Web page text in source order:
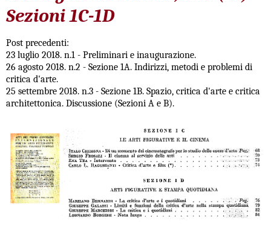
Sezioni 1C-1D
Post precedenti:
23 luglio 2018. n.1 - Preliminari e inaugurazione.
26 agosto 2018. n.2 - Sezione 1A. Indirizzi, metodi e problemi di
critica d'arte.
25 settembre 2018. n.3 - Sezione 1B. Spazio, critica d'arte e critica
architettonica. Discussione (Sezioni A e B).